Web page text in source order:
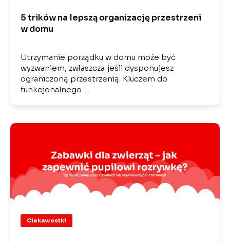
5 trików na lepszą organizację przestrzeni
w domu
Utrzymanie porządku w domu może być
wyzwaniem, zwłaszcza jeśli dysponujesz
ograniczoną przestrzenią. Kluczem do
funkcjonalnego…
Ciekawostki